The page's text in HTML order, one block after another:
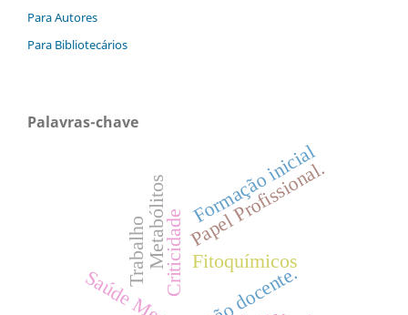
Para Autores
Para Bibliotecários
Palavras-chave
Papel Profissional.
Criticidade
Formação inicial
Fitoquímicos
Metabólitos
Trabalho